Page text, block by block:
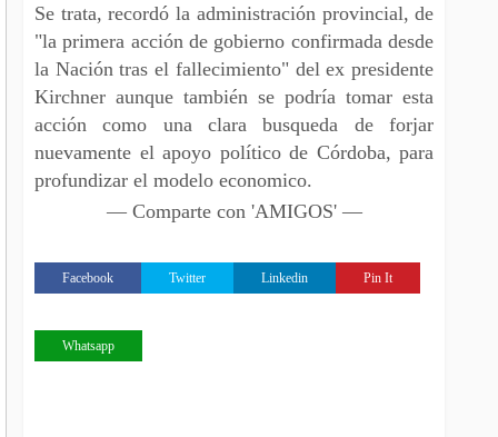
Se trata, recordó la administración provincial, de
"la primera acción de gobierno confirmada desde
la Nación tras el fallecimiento" del ex presidente
Kirchner aunque también se podría tomar esta
acción como una clara busqueda de forjar
nuevamente el apoyo político de Córdoba, para
profundizar el modelo economico.
— Comparte con 'AMIGOS' —
Facebook Twitter Linkedin Pin It
Whatsapp